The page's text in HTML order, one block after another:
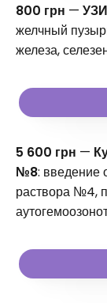
800 грн —
желчный
железа,
5 600 грн —
№8: введение
раствора №4,